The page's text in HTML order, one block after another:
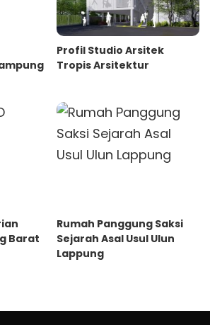
Profil Studio Arsitek
Tropis Arsitektur
Barat
Rumah Panggung Saksi
Sejarah Asal Usul Ulun
Lappung